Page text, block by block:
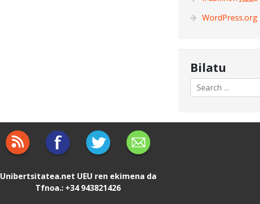
WordPress.org
Bilatu
Unibertsitatea.net UEU ren ekimena da
Tfnoa.: +34 943821426